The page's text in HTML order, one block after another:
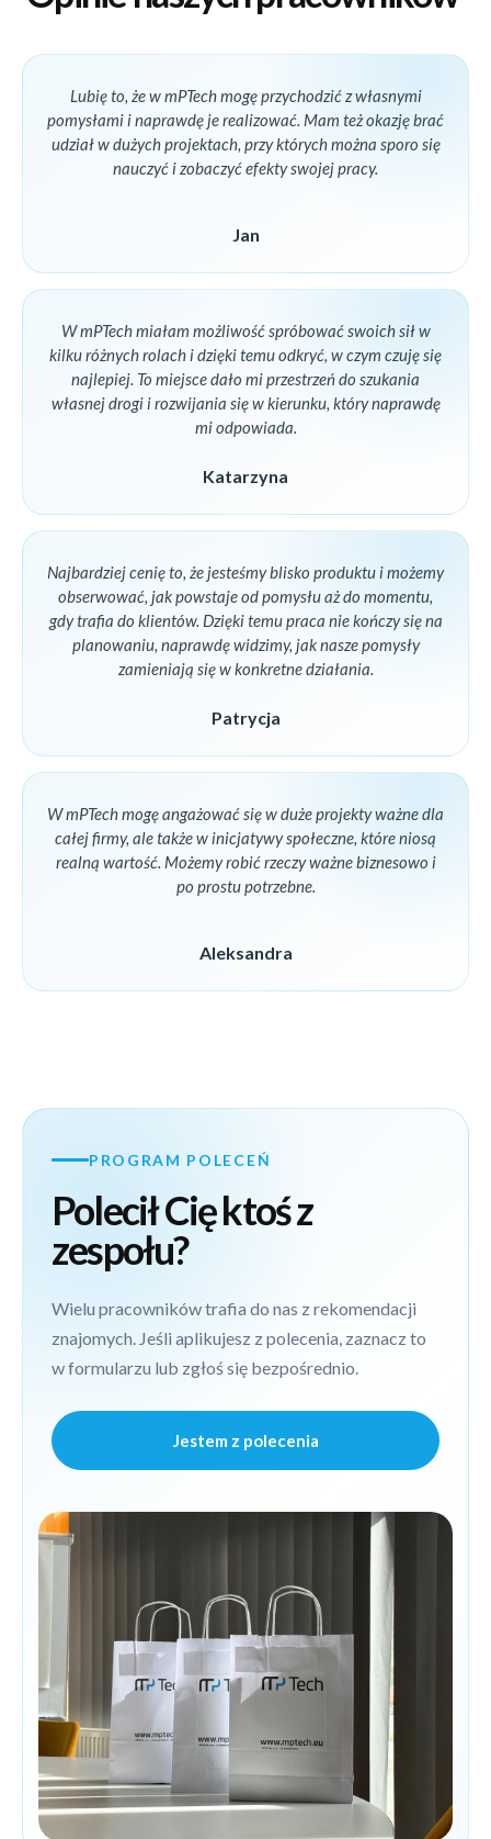
Lubię to, że w mPTech mogę przychodzić z własnymi
pomysłami i naprawdę je realizować. Mam też okazję brać
udział w dużych projektach, przy których można sporo się
nauczyć i zobaczyć efekty swojej pracy.
Jan
W mPTech miałam możliwość spróbować swoich sił w
kilku różnych rolach i dzięki temu odkryć, w czym czuję się
najlepiej. To miejsce dało mi przestrzeń do szukania
własnej drogi i rozwijania się w kierunku, który naprawdę
mi odpowiada.
Katarzyna
Najbardziej cenię to, że jesteśmy blisko produktu i możemy
obserwować, jak powstaje od pomysłu aż do momentu,
gdy trafia do klientów. Dzięki temu praca nie kończy się na
planowaniu, naprawdę widzimy, jak nasze pomysły
zamieniają się w konkretne działania.
Patrycja
W mPTech mogę angażować się w duże projekty ważne dla
całej firmy, ale także w inicjatywy społeczne, które niosą
realną wartość. Możemy robić rzeczy ważne biznesowo i
po prostu potrzebne.
Aleksandra
PROGRAM POLECEŃ
Polecił Cię ktoś z
zespołu?
Wielu pracowników trafia do nas z rekomendacji
znajomych. Jeśli aplikujesz z polecenia, zaznacz to
w formularzu lub zgłoś się bezpośrednio.
Jestem z polecenia